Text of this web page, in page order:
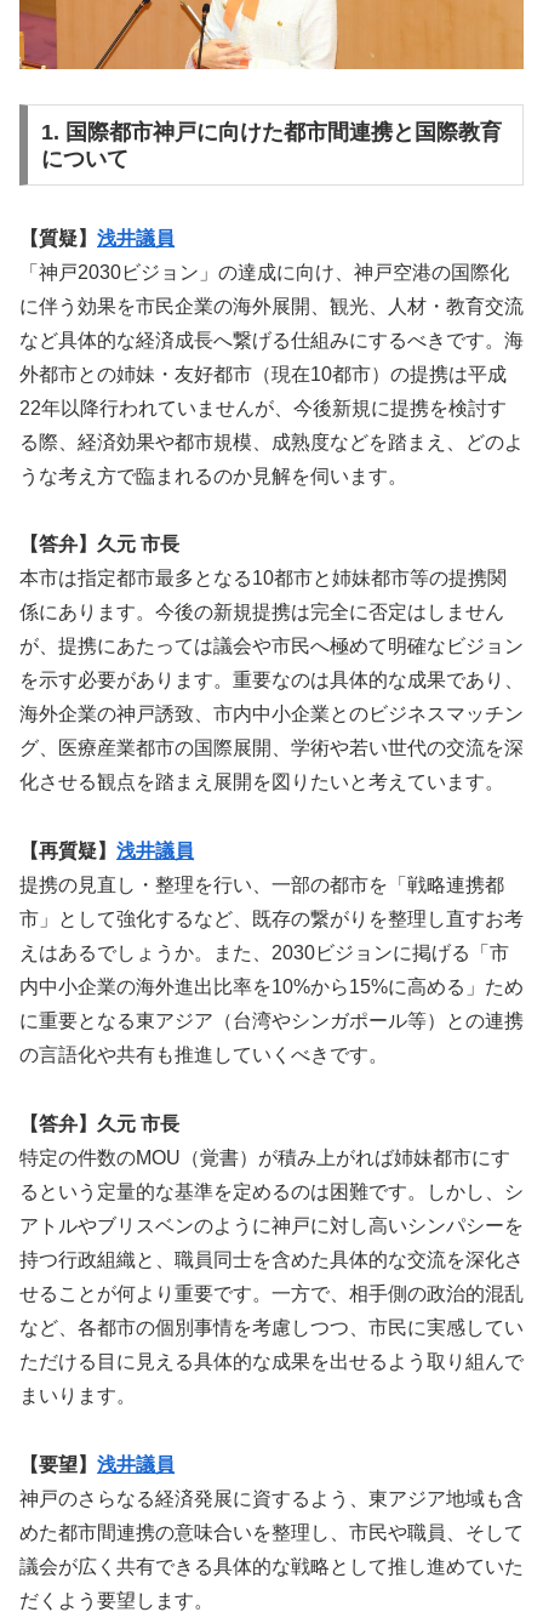
1. 国際都市神戸に向けた都市間連携と国際教育
について
【質疑】 浅井議員
「神戸2030ビジョン」の達成に向け、神戸空港の国際化
に伴う効果を市民企業の海外展開、観光、人材・教育交流
など具体的な経済成長へ繋げる仕組みにするべきです。海
外都市との姉妹・友好都市（現在10都市）の提携は平成
22年以降行われていませんが、今後新規に提携を検討す
る際、経済効果や都市規模、成熟度などを踏まえ、どのよ
うな考え方で臨まれるのか見解を伺います。
【答弁】久元 市長
本市は指定都市最多となる10都市と姉妹都市等の提携関
係にあります。今後の新規提携は完全に否定はしません
が、提携にあたっては議会や市民へ極めて明確なビジョン
を示す必要があります。重要なのは具体的な成果であり、
海外企業の神戸誘致、市内中小企業とのビジネスマッチン
グ、医療産業都市の国際展開、学術や若い世代の交流を深
化させる観点を踏まえ展開を図りたいと考えています。
【再質疑】 浅井議員
提携の見直し・整理を行い、一部の都市を「戦略連携都
市」として強化するなど、既存の繋がりを整理し直すお考
えはあるでしょうか。また、2030ビジョンに掲げる「市
内中小企業の海外進出比率を10%から15%に高める」ため
に重要となる東アジア（台湾やシンガポール等）との連携
の言語化や共有も推進していくべきです。
【答弁】久元 市長
特定の件数のMOU（覚書）が積み上がれば姉妹都市にす
るという定量的な基準を定めるのは困難です。しかし、シ
アトルやブリスベンのように神戸に対し高いシンパシーを
持つ行政組織と、職員同士を含めた具体的な交流を深化さ
せることが何より重要です。一方で、相手側の政治的混乱
など、各都市の個別事情を考慮しつつ、市民に実感してい
ただける目に見える具体的な成果を出せるよう取り組んで
まいります。
【要望】 浅井議員
神戸のさらなる経済発展に資するよう、東アジア地域も含
めた都市間連携の意味合いを整理し、市民や職員、そして
議会が広く共有できる具体的な戦略として推し進めていた
だくよう要望します。